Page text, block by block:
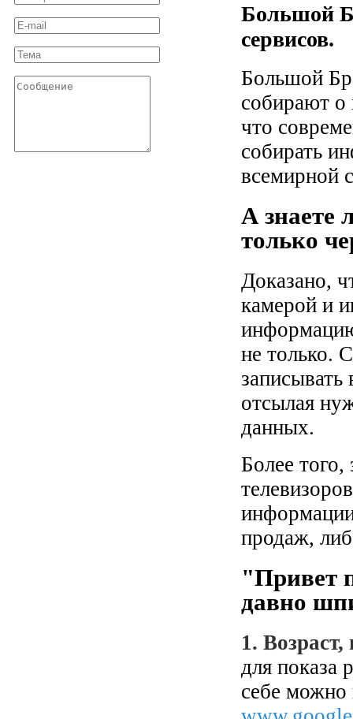
Большой
сервисов.
Большой
собирают о
что
собирать
всемирной
А знаете
только
Доказано,
камерой и
не только.
отсылая
данных.
Более
продаж,
"Привет
давно
1.
для показа
себе можно